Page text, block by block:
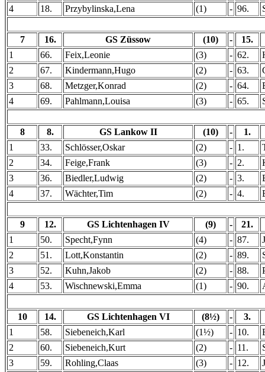
4
18. Przybylinska,Lena (1) - 96.
7 16. GS Züssow (10) -
15.
1
66. Feix,Leonie (3) - 62.
2
67. Kindermann,Hugo (2) - 63.
3
68. Metzger,Konrad (2) - 64.
4
69. Pahlmann,Louisa (3) - 65.
8 8. GS Lankow II (10) -
1.
1
33. Schlösser,Oskar (2) - 1.
2
34. Feige,Frank (3) - 2.
3
36. Biedler,Ludwig (2) - 3.
4
37. Wächter,Tim (2) - 4.
9 12. GS Lichtenhagen IV (9) -
21.
1
50. Specht,Fynn (4) - 87.
2
51. Lott,Konstantin (2) - 89.
3
52. Kuhn,Jakob (2) - 88.
4
53. Wischnewski,Emma (1) - 90.
10 14. GS Lichtenhagen VI (8½) -
3.
1
58. Siebeneich,Karl (1½) - 10.
2
60. Siebeneich,Kurt (2) - 11.
3
59. Rohling,Claas (3) - 12.